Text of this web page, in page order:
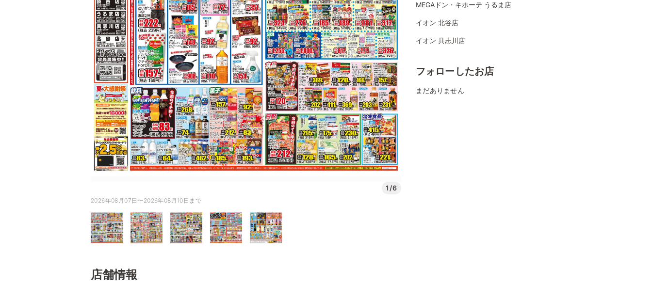
1/6
2026年08月07日〜2026年08月10日まで
店舗情報
MEGAドン・キホーテ うるま店
イオン 北谷店
イオン 具志川店
フォローしたお店
まだありません